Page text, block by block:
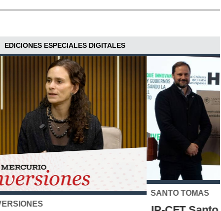
EDICIONES ESPECIALES DIGITALES
SANTO TOMÁS